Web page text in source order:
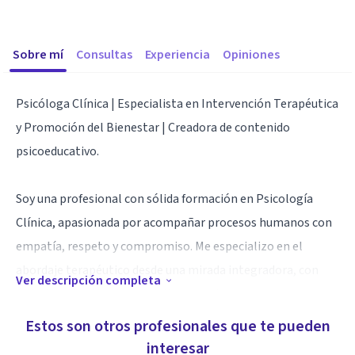
Sobre mí Consultas Experiencia Opiniones
Psicóloga Clínica | Especialista en Intervención Terapéutica
y Promoción del Bienestar | Creadora de contenido
psicoeducativo.
Soy una profesional con sólida formación en Psicología
Clínica, apasionada por acompañar procesos humanos con
empatía, respeto y compromiso. Me especializo en el
situación de vulnerabilidad emocional o psicosocial.
Ver descripción completa
Estos son otros profesionales que te pueden
interesar